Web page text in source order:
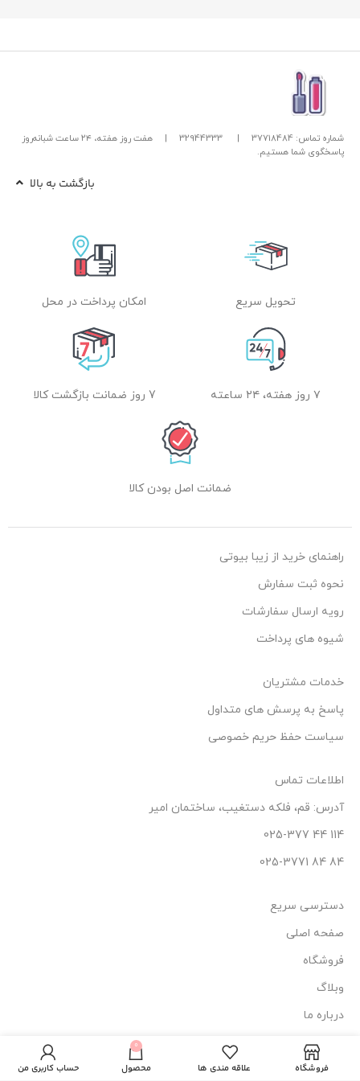
شماره تماس: 37718484 |
32944333
|
هفت روز هفته، ۲۴ ساعت شبانه‌روز
پاسخگوی شما هستیم.
بازگشت به بالا
تحویل سریع امکان پرداخت در محل
۷ روز هفته، ۲۴ ساعته 7 روز ضمانت بازگشت کالا
ضمانت اصل بودن کالا
راهنمای خرید از زیبا بیوتی
نحوه ثبت سفارش
رویه ارسال سفارشات
شیوه های پرداخت
خدمات مشتریان
پاسخ به پرسش های متداول
سیاست حفظ حریم خصوصی
اطلاعات تماس
آدرس: قم، فلکه دستغیب، ساختمان امیر
114 44 025-377
84 84 025-3771
دسترسی سریع
صفحه اصلی
فروشگاه
وبلاگ
درباره ما
تماس با ما
مناسب پوست
های خشک و
234.000 ناموجود
فروشگاه علاقه مندی ها
0
محصول حساب کاربری من